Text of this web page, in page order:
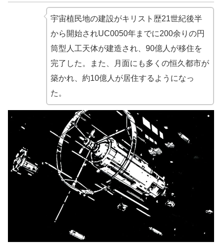
宇宙植民地の建設がキリスト歴21世紀後半
から開始されUC0050年までに200余りの円
筒型人工天体が建造され、90億人が移住を
完了した。また、月面にも多くの恒久都市が
築かれ、約10億人が居住するようになっ
た。